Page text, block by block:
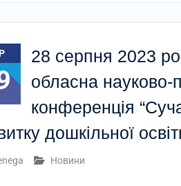
28 серпня 2023
обласна науково-
конференція
дошкільної
Новини